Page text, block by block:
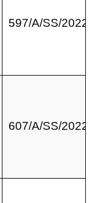
597/A/SS/2022
607/A/SS/2022